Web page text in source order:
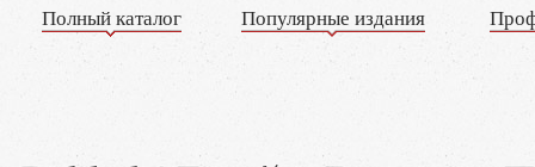
Полный каталог Популярные издания